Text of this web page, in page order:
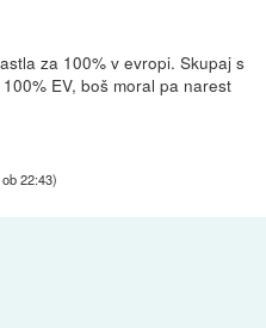
za 100% v evropi. Skupaj s
EV, boš moral pa narest
22:43)